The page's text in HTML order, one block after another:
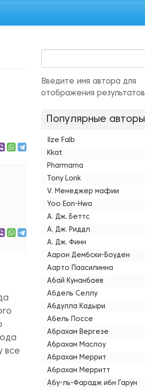
все
Введите имя автора для
отображения результатов
Популярные авторы
Ilze Falb
Kkat
Pharmama
Tony Lonk
V. Менеджер мафии
Yoo Eon-Hwa
А. Дж. Беттс
А. Дж. Риддл
А. Дж. Финн
Аарон Дембски-Боуден
Аарто Паасилинна
Абай Кунанбаев
Абдель Селлу
Абдулла Кадыри
Абель Поссе
Абрахам Вергезе
Абрахам Маслоу
Абрахам Меррит
Абрахам Мерритт
Абу-ль-Фарадж ибн Гарун